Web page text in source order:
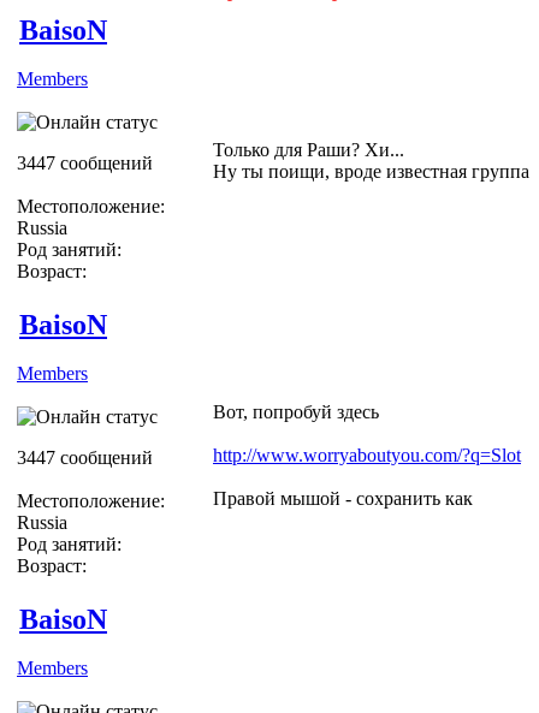
BaisoN
Members
3447 сообщений
Местоположение:
Russia
Род занятий:
Возраст:
Только для Раши? Хи...
Ну ты поищи, вроде известная группа
BaisoN
Members
3447 сообщений
Местоположение:
Russia
Род занятий:
Возраст:
Вот, попробуй здесь
http://www.worryaboutyou.com/?q=Slot
Правой мышой - сохранить как
BaisoN
Members